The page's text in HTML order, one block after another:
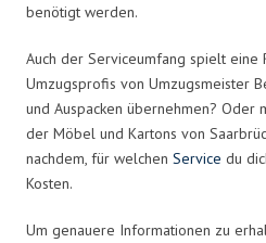
benötigt werden.
Auch der Serviceumfang spielt eine
Umzugsprofis von Umzugsmeister
und Auspacken übernehmen? Oder
der Möbel und Kartons von
nachdem, für welchen Service du
Kosten.
Um genauere Informationen zu